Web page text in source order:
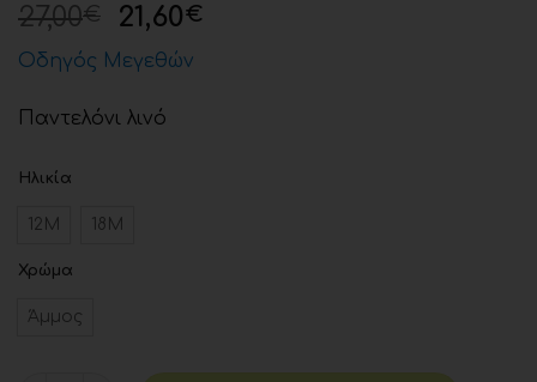
27,00€ 21,60€
Οδηγός Μεγεθών
Παντελόνι λινό
Ηλικία
12Μ 18Μ
Χρώμα
Άμμος